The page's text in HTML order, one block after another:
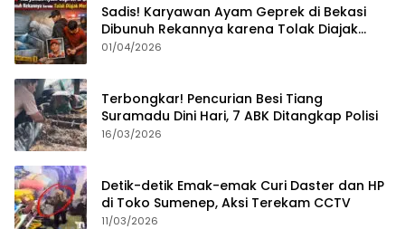
Sadis! Karyawan Ayam Geprek di Bekasi
Dibunuh Rekannya karena Tolak Diajak
Merampok Majikan
01/04/2026
Terbongkar! Pencurian Besi Tiang
Suramadu Dini Hari, 7 ABK Ditangkap Polisi
16/03/2026
Detik-detik Emak-emak Curi Daster dan HP
di Toko Sumenep, Aksi Terekam CCTV
11/03/2026